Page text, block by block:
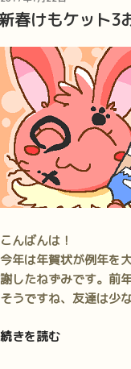
況
頂
い
た
プ
レ
ゼ
ン
ト
の
紹
介
で
す！”
稿
日: 春けもケット3
こんばんは！
今年は年賀状が例年を
謝したねずみです。前
そうですね、友達は少
“新
続きを読む